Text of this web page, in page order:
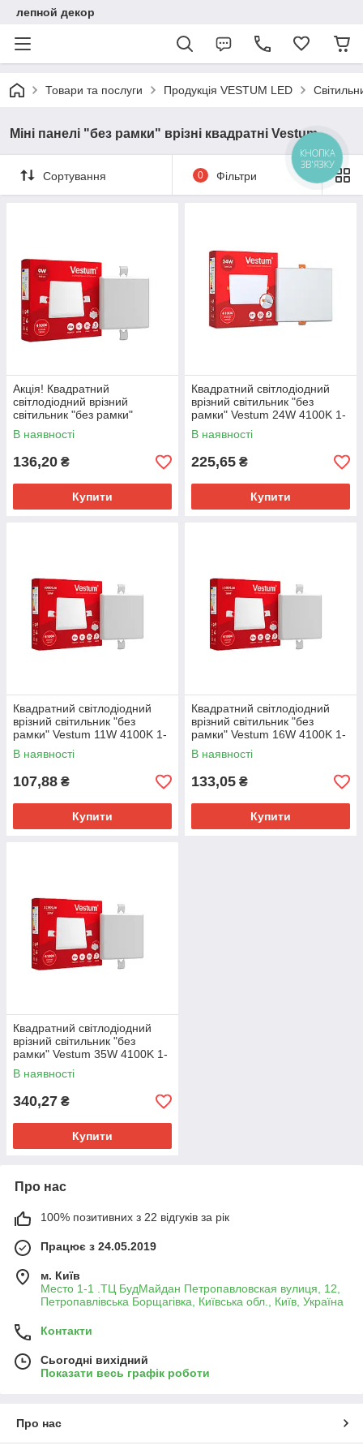
лепной декор
Товари та послуги Продукція VESTUM LED
Міні панелі "без рамки" врізні квадратні Vestum
Сортування 0 Фільтри
Акцiя! Квадратний
світлодіодний врізний
світильник "без рамки"
Vestum 9W 4100K 1-VS-5602
В наявності
136,20 ₴
Купити
Квадратний світлодіодний
врізний світильник "без
рамки" Vestum 24W 4100K 1-
VS-5607
В наявності
225,65 ₴
Купити
Квадратний світлодіодний
врізний світильник "без
рамки" Vestum 11W 4100K 1-
VS-5511
В наявності
107,88 ₴
Купити
Квадратний світлодіодний
врізний світильник "без
рамки" Vestum 16W 4100K 1-
VS-5513
В наявності
133,05 ₴
Купити
Квадратний світлодіодний
врізний світильник "без
рамки" Vestum 35W 4100K 1-
VS-5515
В наявності
340,27 ₴
Купити
Про нас
100% позитивних з 22 відгуків за рік
Працює з 24.05.2019
м. Київ
Место 1-1 .ТЦ БудМайдан Петропавловская вулиця, 12,
Петропавлівська Борщагівка, Київська обл., Київ, Україна
Контакти
Сьогодні вихідний
Показати весь графік роботи
Про нас
КНОПКА
ЗВ'ЯЗКУ